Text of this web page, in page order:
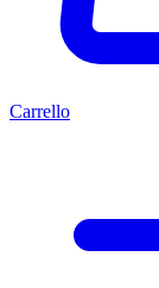
Carrello